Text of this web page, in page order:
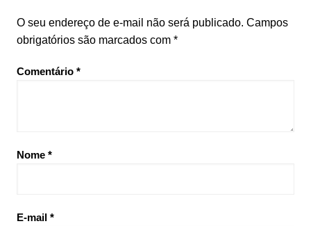
O seu endereço de e-mail não será publicado. Campos
obrigatórios são marcados com *
Comentário *
Nome *
E-mail *